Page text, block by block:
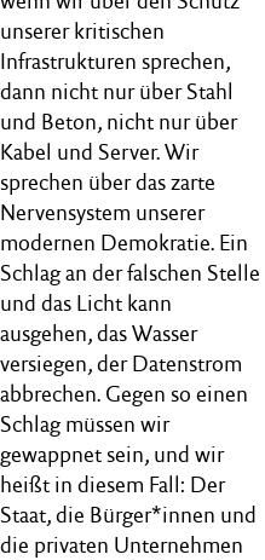
unserer kritischen
Infrastrukturen sprechen,
dann nicht nur über Stahl
und Beton, nicht nur über
Kabel und Server. Wir
sprechen über das zarte
Nervensystem unserer
modernen Demokratie. Ein
Schlag an der falschen Stelle
und das Licht kann
ausgehen, das Wasser
versiegen, der Datenstrom
abbrechen. Gegen so einen
Schlag müssen wir
gewappnet sein, und wir
heißt in diesem Fall: Der
Staat, die Bürger*innen und
die privaten Unternehmen